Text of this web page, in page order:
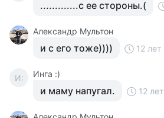
.............с ее стороны.(
Александр Мультон
и с его тоже)))) 12 лет
И: Инга :)
и маму напугал. 12 лет